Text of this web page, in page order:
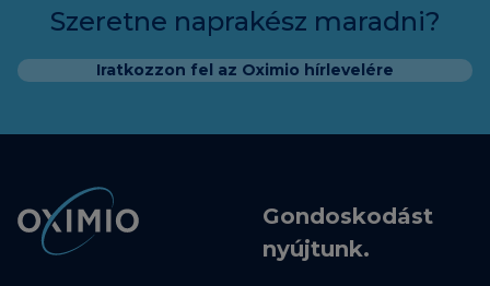
Szeretne naprakész maradni?
Iratkozzon fel az Oximio hírlevelére
Gondoskodást
nyújtunk.